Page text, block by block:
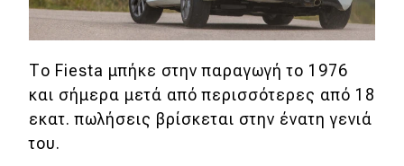
Συγκρίνουμε
Αγώνες
Formula 1
WRC
Το Fiesta μπήκε στην παραγωγή το 1976
και σήμερα μετά από περισσότερες από 18
εκατ. πωλήσεις βρίσκεται στην ένατη γενιά
του.